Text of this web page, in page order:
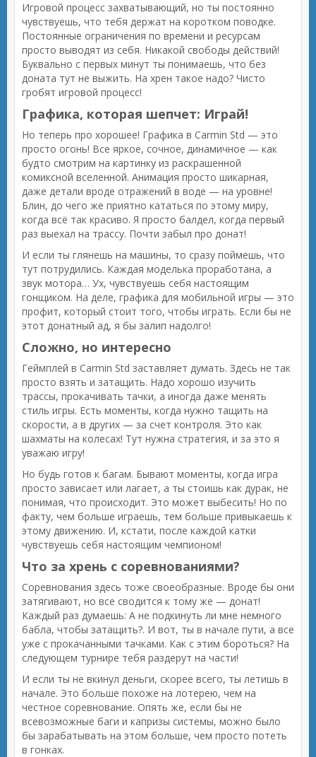
Игровой процесс захватывающий, но ты постоянно
чувствуешь, что тебя держат на коротком поводке.
Постоянные ограничения по времени и ресурсам
просто выводят из себя. Никакой свободы действий!
Буквально с первых минут ты понимаешь, что без
доната тут не выжить. На хрен такое надо? Чисто
гробят игровой процесс!
Графика, которая шепчет: Играй!
Но теперь про хорошее! Графика в Carmin Std — это
просто огонь! Все яркое, сочное, динамичное — как
будто смотрим на картинку из раскрашенной
комиксной вселенной. Анимация просто шикарная,
даже детали вроде отражений в воде — на уровне!
Блин, до чего же приятно кататься по этому миру,
когда всё так красиво. Я просто балдел, когда первый
раз выехал на трассу. Почти забыл про донат!
И если ты глянешь на машины, то сразу поймешь, что
тут потрудились. Каждая моделька проработана, а
звук мотора… Ух, чувствуешь себя настоящим
гонщиком. На деле, графика для мобильной игры — это
профит, который стоит того, чтобы играть. Если бы не
этот донатный ад, я бы залип надолго!
Сложно, но интересно
Геймплей в Carmin Std заставляет думать. Здесь не так
просто взять и затащить. Надо хорошо изучить
трассы, прокачивать тачки, а иногда даже менять
стиль игры. Есть моменты, когда нужно тащить на
скорости, а в других — за счет контроля. Это как
шахматы на колесах! Тут нужна стратегия, и за это я
уважаю игру!
Но будь готов к багам. Бывают моменты, когда игра
просто зависает или лагает, а ты стоишь как дурак, не
понимая, что происходит. Это может выбесить! Но по
факту, чем больше играешь, тем больше привыкаешь к
этому движению. И, кстати, после каждой катки
чувствуешь себя настоящим чемпионом!
Что за хрень с соревнованиями?
Соревнования здесь тоже своеобразные. Вроде бы они
затягивают, но все сводится к тому же — донат!
Каждый раз думаешь: А не подкинуть ли мне немного
бабла, чтобы затащить?. И вот, ты в начале пути, а все
уже с прокачанными тачками. Как с этим бороться? На
следующем турнире тебя раздерут на части!
И если ты не вкинул деньги, скорее всего, ты летишь в
начале. Это больше похоже на лотерею, чем на
честное соревнование. Опять же, если бы не
всевозможные баги и капризы системы, можно было
бы зарабатывать на этом больше, чем просто потеть
в гонках.